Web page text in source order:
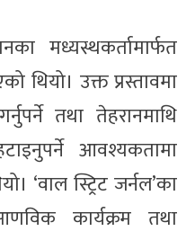
मध्यस्थकर्तामार्फत
थियो। उक्त प्रस्तावमा
तथा तेहरानमाथि
आवश्यकतामा
‘वाल स्ट्रिट जर्नल’का
कार्यक्रम तथा